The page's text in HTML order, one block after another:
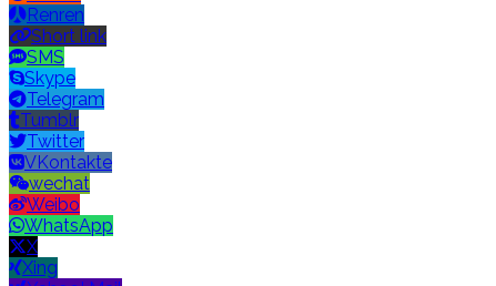
Renren
Short link
SMS
Skype
Telegram
Tumblr
Twitter
VKontakte
wechat
Weibo
WhatsApp
X
Xing